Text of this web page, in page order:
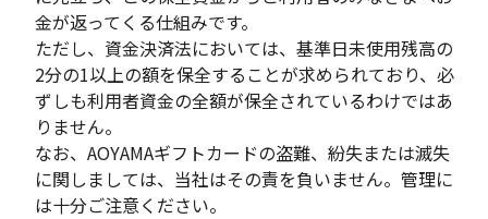
金が返ってくる仕組みです。
ただし、資金決済法においては、基準日未使用残高の
2分の1以上の額を保全することが求められており、必
ずしも利用者資金の全額が保全されているわけではあ
りません。
なお、AOYAMAギフトカードの盗難、紛失または滅失
に関しましては、当社はその責を負いません。管理に
は十分ご注意ください。